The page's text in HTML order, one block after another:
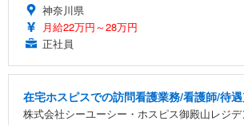
神奈川県
月給22万円～28万円
正社員
在宅ホスピスでの訪問看護業務/看護師/待
株式会社シーユーシー・ホスピス御殿山レジデ